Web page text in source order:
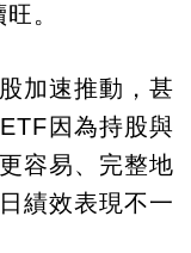
。
加速推動，甚
因為持股與
容易、完整地
績效表現不一